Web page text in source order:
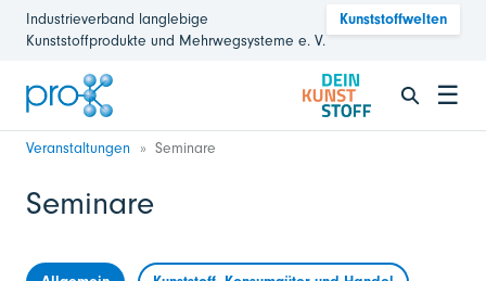
Industrieverband langlebige
Kunststoffprodukte und Mehrwegsysteme e. V.
Kunststoffwelten
☰
Veranstaltungen Seminare
Seminare